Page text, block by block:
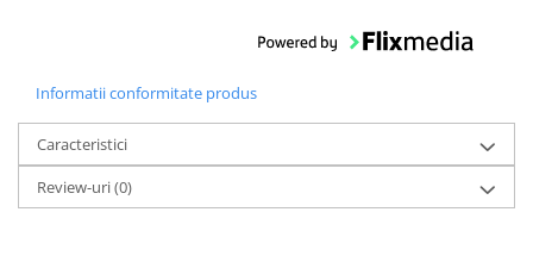
Informatii conformitate produs
Caracteristici
Review-uri(0)